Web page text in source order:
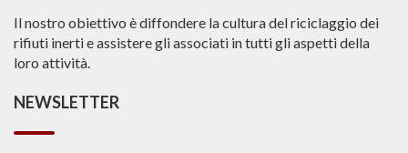
Il nostro obiettivo è diffondere la cultura del riciclaggio dei
rifiuti inerti e assistere gli associati in tutti gli aspetti della
loro attività.
NEWSLETTER